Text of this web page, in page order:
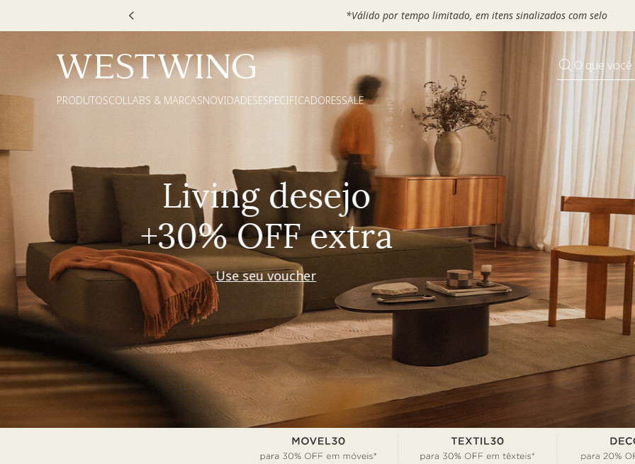
Escolha seu VOUCHER e ganhe até 30% OFF*: useMOVEL30, TEXTIL30 OU
O que
PRODUTOSCOLLABS & MARCASNOVIDADESESPECIFICADORESSALE
Pequenos rituais
Grandes mudanças
Decorar